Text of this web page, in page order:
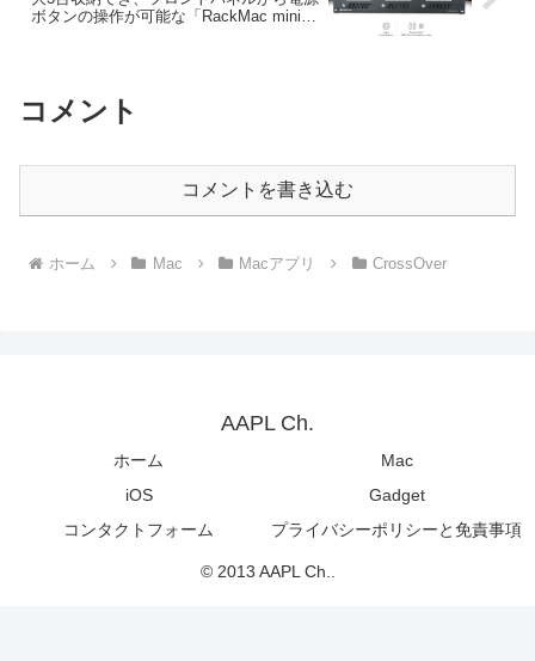
ボタンの操作が可能な「RackMac mini
コメント
コメントを書き込む
ホーム Mac Macアプリ CrossOver
AAPL Ch.
ホーム
Mac
iOS
Gadget
コンタクトフォーム
プライバシーポリシーと免責事項
© 2013 AAPL Ch..